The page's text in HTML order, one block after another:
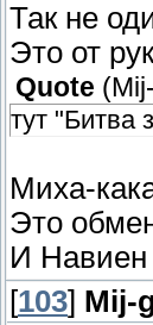
Так не
Это от
Quote (
тут "Битва
Миха-
Это
И Навиен
[103] Mij-